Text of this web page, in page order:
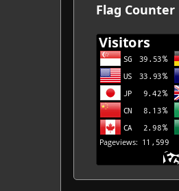
一
Flag Counter